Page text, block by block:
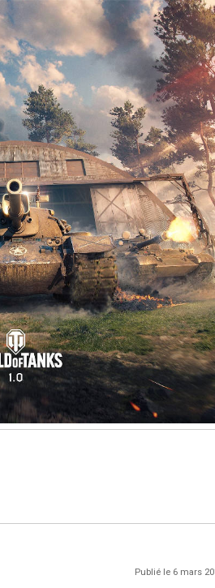
Publié le 6 mars